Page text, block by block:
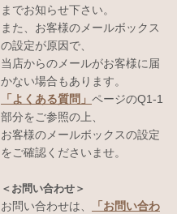
までお知らせ下さい。
また、お客様のメールボックス
の設定が原因で、
当店からのメールがお客様に届
かない場合もあります。
「よくある質問」 ページのQ1-1
部分をご参照の上、
お客様のメールボックスの設定
をご確認くださいませ。
＜お問い合わせ＞
お問い合わせは、
「お問い合わ